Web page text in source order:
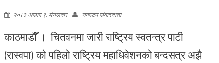
२०८३ असार ९, मंगलवार ननस्टप संवाददाता
काठमाडौँ । चितवनमा जारी राष्ट्रिय स्वतन्त्र पार्टी
(रास्वपा) को पहिलो राष्ट्रिय महाधिवेशनको बन्दसत्र अझै